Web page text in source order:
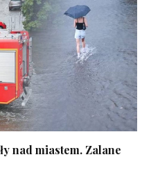
nad miastem. Zalane